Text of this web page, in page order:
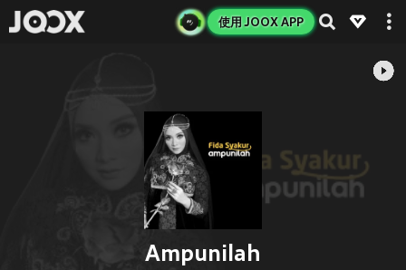
使用 JOOX APP
Ampunilah